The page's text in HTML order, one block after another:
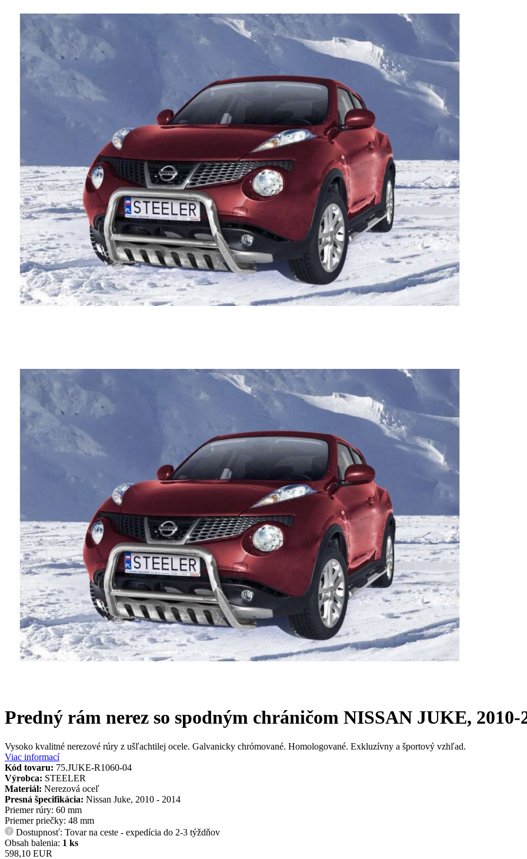
Predný rám nerez so spodným chráničom NISSAN JUKE, 2010-
Vysoko kvalitné nerezové rúry z ušľachtilej ocele. Galvanicky chrómované. Homologované. Exkluzívny a športový vzhľad.
Viac informací
Kód tovaru: 75.JUKE-R1060-04
Výrobca: STEELER
Materiál: Nerezová oceľ
Presná špecifikácia: Nissan Juke, 2010 - 2014
Priemer rúry: 60 mm
Priemer priečky: 48 mm
?
Dostupnosť: Tovar na ceste - expedícia do 2-3 týždňov
Obsah balenia: 1 ks
598,10 EUR